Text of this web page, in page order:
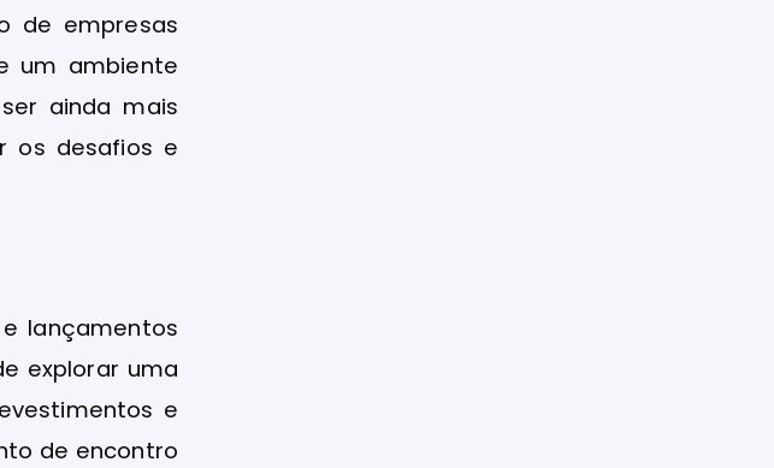
de empresas
um ambiente
ainda mais
os desafios e
lançamentos
explorar uma
e
de encontro